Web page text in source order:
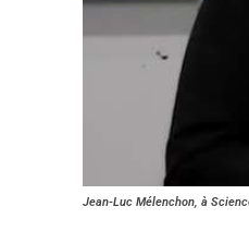
Jean-Luc Mélenchon, à